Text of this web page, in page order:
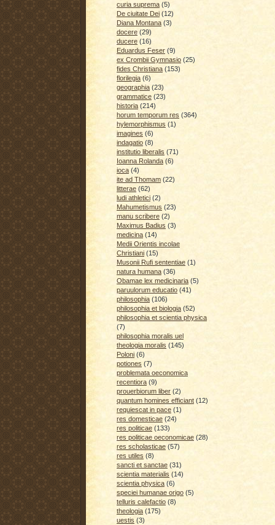
curia suprema (5)
De ciuitate Dei (12)
Diana Montana (3)
docere (29)
ducere (16)
Eduardus Feser (9)
ex Crombii Gymnasio (25)
fides Christiana (153)
florilegia (6)
geographia (23)
grammatice (23)
historia (214)
horum temporum res (364)
hylemorphismus (1)
imagines (6)
indagatio (8)
institutio liberalis (71)
Ioanna Rolanda (6)
ioca (4)
ite ad Thomam (22)
litterae (62)
ludi athletici (2)
Mahumetismus (23)
manu scribere (2)
Maximus Badius (3)
medicina (14)
Medii Orientis incolae
Christiani (15)
Musonii Rufi sententiae (1)
natura humana (36)
Obamae lex medicinaria (5)
paruulorum educatio (41)
philosophia (106)
philosophia et biologia (52)
philosophia et scientia physica
(7)
philosophia moralis uel
theologia moralis (145)
Poloni (6)
potiones (7)
problemata oeconomica
recentiora (9)
prouerbiorum liber (2)
quantum homines efficiant (12)
requiescat in pace (1)
res domesticae (24)
res politicae (133)
res politicae oeconomicae (28)
res scholasticae (57)
res utiles (8)
sancti et sanctae (31)
scientia materialis (14)
scientia physica (6)
speciei humanae origo (5)
telluris calefactio (8)
theologia (175)
uestis (3)